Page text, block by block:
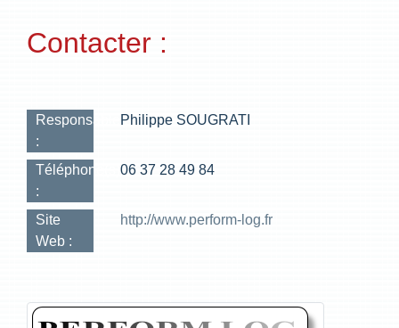
Contacter :
Responsable(s)
:
Philippe SOUGRATI
Téléphone(s)
:
06 37 28 49 84
Site
Web :
http://www.perform-log.fr